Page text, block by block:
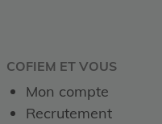
COFIEM ET VOUS
Mon compte
Recrutement